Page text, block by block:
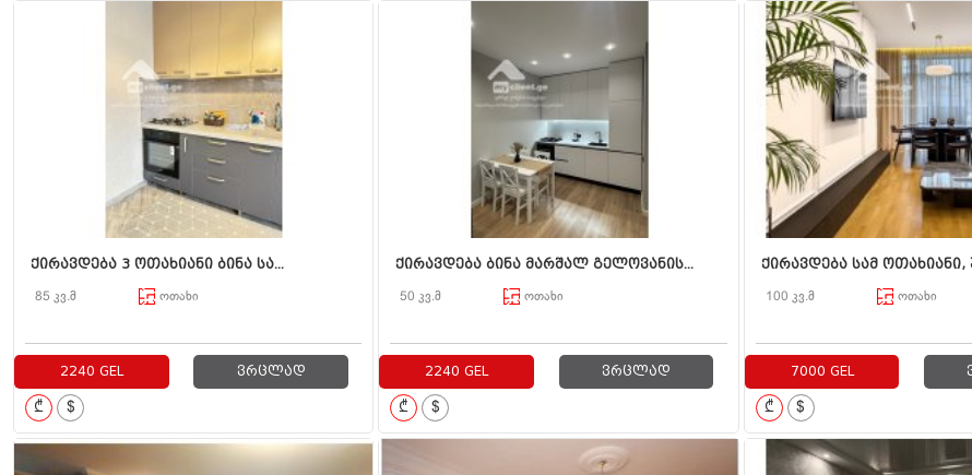
ქირავდება 3 ოთახიანი ბინა სა...
85 კვ.მ ოთახი
2240 GEL ვრცლად
₾ $
ქირავდება ბინა მარშალ გელოვანის...
50 კვ.მ ოთახი
2240 GEL ვრცლად
₾ $
ქირავდება სამ ოთახიანი,
100 კვ.მ ოთახი
7000 GEL
₾ $